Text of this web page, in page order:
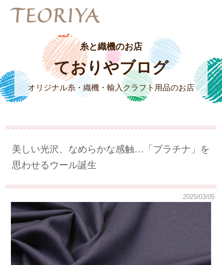
糸と織機のお店
ておりやブログ
オリジナル糸・織機・輸入クラフト用品のお店
美しい光沢、なめらかな感触…「プラチナ」を
思わせるウール誕生
2025/03/05